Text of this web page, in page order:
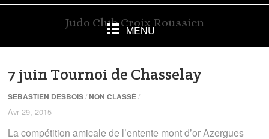
Judo Club Croix Roussien
MENU
7 juin Tournoi de Chasselay
SEBASTIEN DESBOIS / NON CLASSÉ /
Avr 29, 2015
La compétition amicale de l’entente mont d’or Azergues